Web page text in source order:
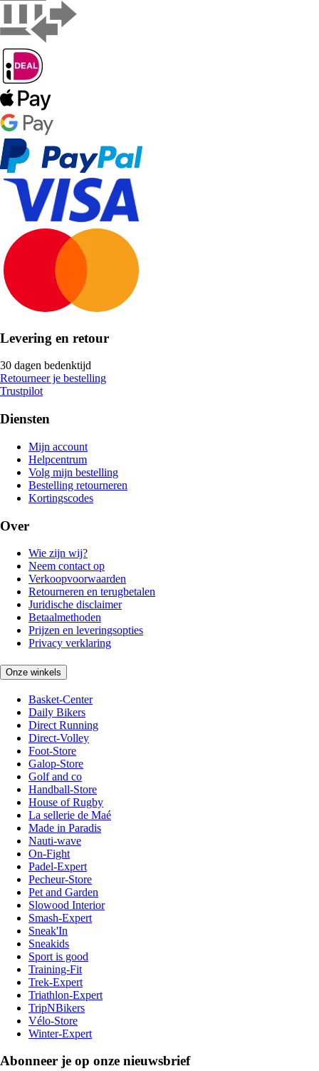
Levering en retour
30 dagen bedenktijd
Retourneer je bestelling
Trustpilot
Diensten
Mijn account
Helpcentrum
Volg mijn bestelling
Bestelling retourneren
Kortingscodes
Over
Wie zijn wij?
Neem contact op
Verkoopvoorwaarden
Retourneren en terugbetalen
Juridische disclaimer
Betaalmethoden
Prijzen en leveringsopties
Privacy verklaring
Onze winkels
Basket-Center
Daily Bikers
Direct Running
Direct-Volley
Foot-Store
Galop-Store
Golf and co
Handball-Store
House of Rugby
La sellerie de Maé
Made in Paradis
Nauti-wave
On-Fight
Padel-Expert
Pecheur-Store
Pet and Garden
Slowood Interior
Smash-Expert
Sneak'In
Sneakids
Sport is good
Training-Fit
Trek-Expert
Triathlon-Expert
TripNBikers
Vélo-Store
Winter-Expert
Abonneer je op onze nieuwsbrief